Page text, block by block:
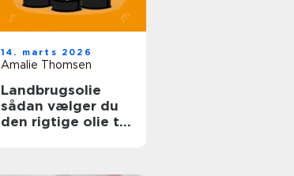
14. marts 2026
Amalie Thomsen
Landbrugsolie
sådan vælger du
den rigtige olie til